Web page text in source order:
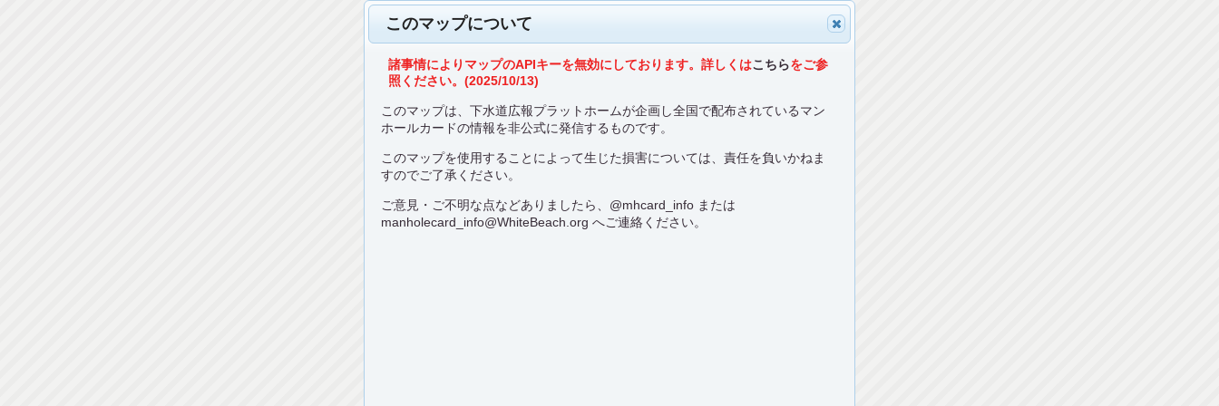
このマップについて
諸事情によりマップのAPIキーを無効にしております。詳しくはこちらをご参
照ください。(2025/10/13)
このマップは、下水道広報プラットホームが企画し全国で配布されているマン
ホールカードの情報を非公式に発信するものです。
このマップを使用することによって生じた損害については、責任を負いかねま
すのでご了承ください。
ご意見・ご不明な点などありましたら、 @mhcard_info または
manholecard_info@WhiteBeach.org へご連絡ください。